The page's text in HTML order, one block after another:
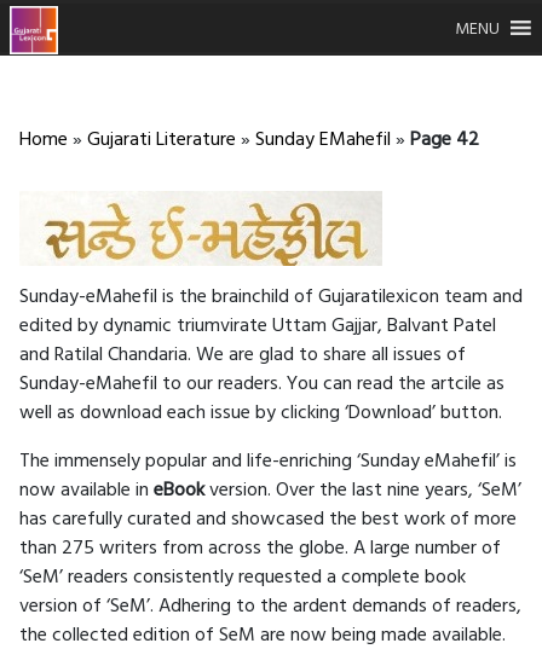
MENU
Home » Gujarati Literature » Sunday EMahefil » Page 42
Sunday-eMahefil is the brainchild of Gujaratilexicon team and
edited by dynamic triumvirate Uttam Gajjar, Balvant Patel
and Ratilal Chandaria. We are glad to share all issues of
Sunday-eMahefil to our readers. You can read the artcile as
well as download each issue by clicking ‘Download’ button.
The immensely popular and life-enriching ‘Sunday eMahefil’ is
now available in eBookversion. Over the last nine years, ‘SeM’
has carefully curated and showcased the best work of more
than 275 writers from across the globe. A large number of
‘SeM’ readers consistently requested a complete book
version of ‘SeM’. Adhering to the ardent demands of readers,
the collected edition of SeM are now being made available.